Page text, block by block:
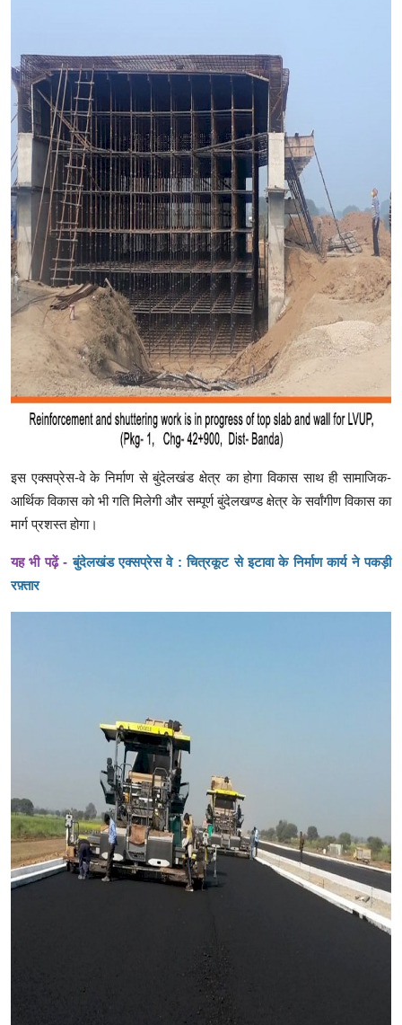
इस एक्सप्रेस-वे के निर्माण से बुंदेलखंड क्षेत्र का होगा विकास साथ ही सामाजिक-
आर्थिक विकास को भी गति मिलेगी और सम्पूर्ण बुंदेलखण्ड क्षेत्र के सर्वांगीण विकास का
मार्ग प्रशस्त होगा।
यह भी पढ़ें -बुंदेलखंड एक्सप्रेस वे : चित्रकूट से इटावा के निर्माण कार्य ने पकड़ी
रफ़्तार